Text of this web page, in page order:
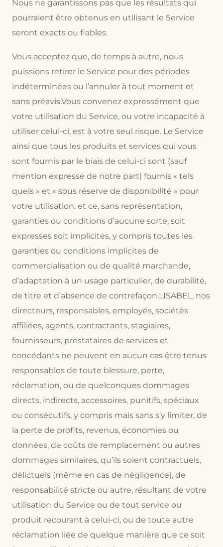
Nous ne garantissons pas que les résultats qui
pourraient être obtenus en utilisant le Service
seront exacts ou fiables.
Vous acceptez que, de temps à autre, nous
puissions retirer le Service pour des périodes
indéterminées ou l’annuler à tout moment et
sans préavis.Vous convenez expressément que
votre utilisation du Service, ou votre incapacité à
utiliser celui-ci, est à votre seul risque. Le Service
ainsi que tous les produits et services qui vous
sont fournis par le biais de celui-ci sont (sauf
mention expresse de notre part) fournis « tels
quels » et « sous réserve de disponibilité » pour
votre utilisation, et ce, sans représentation,
garanties ou conditions d’aucune sorte, soit
expresses soit implicites, y compris toutes les
garanties ou conditions implicites de
commercialisation ou de qualité marchande,
d’adaptation à un usage particulier, de durabilité,
de titre et d’absence de contrefaçon.LISABEL, nos
directeurs, responsables, employés, sociétés
affiliées, agents, contractants, stagiaires,
fournisseurs, prestataires de services et
concédants ne peuvent en aucun cas être tenus
responsables de toute blessure, perte,
réclamation, ou de quelconques dommages
directs, indirects, accessoires, punitifs, spéciaux
ou consécutifs, y compris mais sans s’y limiter, de
la perte de profits, revenus, économies ou
données, de coûts de remplacement ou autres
dommages similaires, qu’ils soient contractuels,
délictuels (même en cas de négligence), de
responsabilité stricte ou autre, résultant de votre
utilisation du Service ou de tout service ou
produit recourant à celui-ci, ou de toute autre
réclamation liée de quelque manière que ce soit